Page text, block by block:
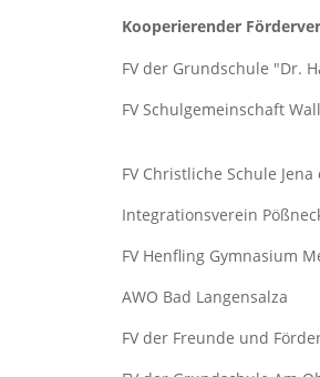
Kooperierender
FV der Grundschule "Dr.
FV Schulgemeinschaft
FV Christliche Schule Jena
Integrationsverein
FV Henfling Gymnasium
AWO Bad Langensalza
FV der Freunde und